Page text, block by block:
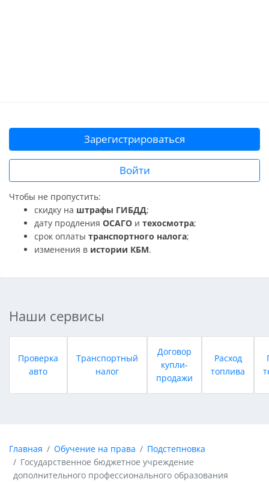
Зарегистрироваться
Войти
Чтобы не пропустить:
скидку на штрафы ГИБДД;
дату продления ОСАГО и техосмотра;
срок оплаты транспортного налога;
изменения в истории КБМ.
Наши сервисы
Проверка
авто
Транспортный
налог
Договор
купли-
продажи
Расход
топлива
Главная Обучение на права
Подстепновка
Государственное бюджетное учреждение
дополнительного профессионального образования